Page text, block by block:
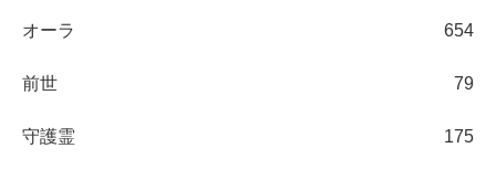
オーラ 654
前世 79
守護霊 175